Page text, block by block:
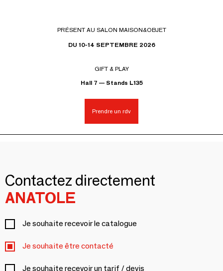
PRÉSENT AU SALON MAISON&OBJET
DU 10-14 SEPTEMBRE 2026
GIFT & PLAY
Hall 7 — Stands L135
Prendre un rdv
Contactez directement
ANATOLE
Je souhaite recevoir le catalogue
Je souhaite être contacté
Je souhaite recevoir un tarif / devis